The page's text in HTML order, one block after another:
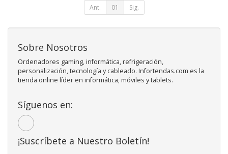
Ant. 01 Sig.
Sobre Nosotros
Ordenadores gaming, informática, refrigeración,
personalización, tecnología y cableado. Infortendas.com es la
tienda online líder en informática, móviles y tablets.
Síguenos en:
¡Suscríbete a Nuestro Boletín!